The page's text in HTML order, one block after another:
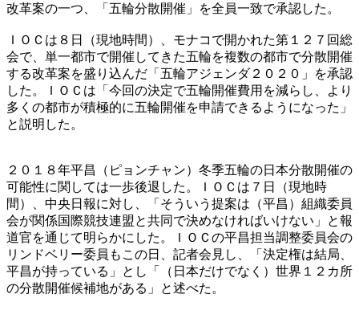
改革案の一つ、「五輪分散開催」を全員一致で承認した。
ＩＯＣは８日（現地時間）、モナコで開かれた第１２７回総
会で、単一都市で開催してきた五輪を複数の都市で分散開催
する改革案を盛り込んだ「五輪アジェンダ２０２０」を承認
した。ＩＯＣは「今回の決定で五輪開催費用を減らし、より
多くの都市が積極的に五輪開催を申請できるようになった」
と説明した。
２０１８年平昌（ピョンチャン）冬季五輪の日本分散開催の
可能性に関しては一歩後退した。ＩＯＣは７日（現地時
間）、中央日報に対し、「そういう提案は（平昌）組織委員
会が関係国際競技連盟と共同で決めなければいけない」と報
道官を通じて明らかにした。ＩＯＣの平昌担当調整委員会の
リンドベリー委員もこの日、記者会見し、「決定権は結局、
平昌が持っている」とし「（日本だけでなく）世界１２カ所
の分散開催候補地がある」と述べた。